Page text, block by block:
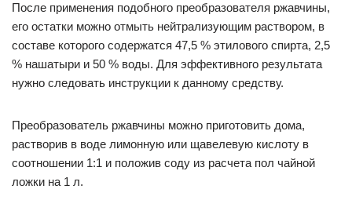
После применения подобного преобразователя ржавчины,
его остатки можно отмыть нейтрализующим раствором, в
составе которого содержатся 47,5 % этилового спирта, 2,5
% нашатыри и 50 % воды. Для эффективного результата
нужно следовать инструкции к данному средству.
Преобразователь ржавчины можно приготовить дома,
растворив в воде лимонную или щавелевую кислоту в
соотношении 1:1 и положив соду из расчета пол чайной
ложки на 1 л.